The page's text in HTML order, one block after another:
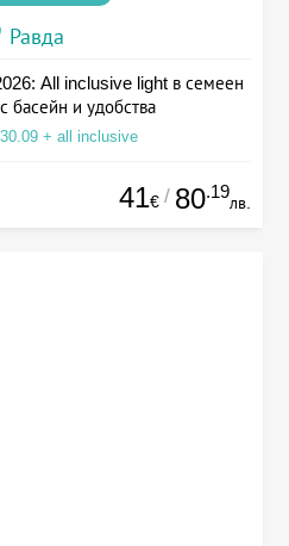
Равда
All inclusive light в семеен
басейн и удобства
+ all inclusive
41€ / 80.19
лв.